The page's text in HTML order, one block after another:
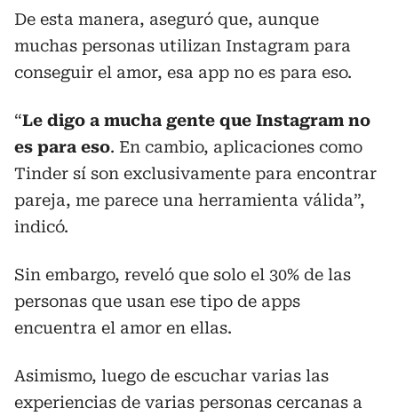
De esta manera, aseguró que, aunque
muchas personas utilizan Instagram para
conseguir el amor, esa app no es para eso.
“Le digo a mucha gente que Instagram no
es para eso. En cambio, aplicaciones como
Tinder sí son exclusivamente para encontrar
pareja, me parece una herramienta válida”,
indicó.
Sin embargo, reveló que solo el 30% de las
personas que usan ese tipo de apps
encuentra el amor en ellas.
Asimismo, luego de escuchar varias las
experiencias de varias personas cercanas a